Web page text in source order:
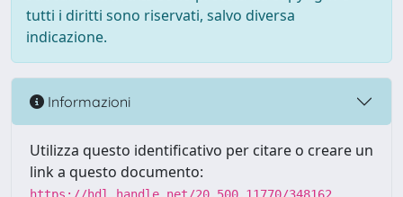
tutti i diritti sono riservati, salvo diversa
indicazione.
Informazioni
Utilizza questo identificativo per citare o creare un
link a questo documento: